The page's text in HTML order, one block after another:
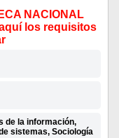
NACIONAL
los requisitos
de la información,
sistemas, Sociología